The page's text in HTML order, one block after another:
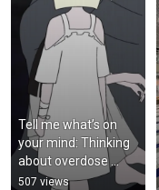
Tell me what’s on
your mind: Thinking
about overdose
(over-the-counter
507 views